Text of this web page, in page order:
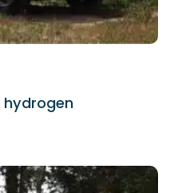
hydrogen